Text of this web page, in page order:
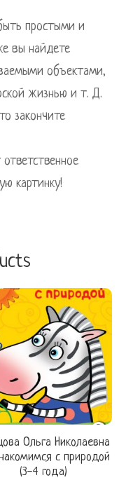
простыми и
вы найдете
объектами,
жизнью и т. Д.
закончите
ответственное
картинку!
Ольга Николаевна
с природой
(3-4 года)